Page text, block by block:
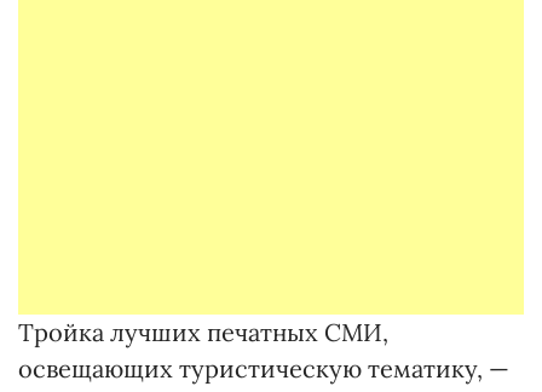
Тройка лучших печатных СМИ,
освещающих туристическую тематику, —